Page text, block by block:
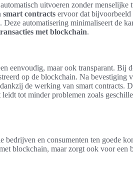
uitvoeren zonder menselijke
smart contracts ervoor dat bijvoorbeeld
automatisering minimaliseert de
met blockchain.
eenvoudig, maar ook transparant. Bij
op de blockchain. Na bevestiging
de werking van smart contracts.
tot minder problemen zoals
en consumenten ten goede
blockchain, maar zorgt ook voor een